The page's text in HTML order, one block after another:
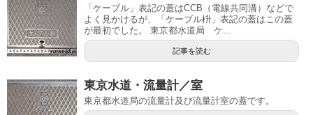
「ケーブル」表記の蓋はCCB（電線共同溝）などで
よく見かけるが、「ケーブル枡」表記の蓋はこの蓋
が最初でした。 東京都水道局 ケ...
記事を読む
東京水道・流量計／室
東京都水道局の流量計及び流量計室の蓋です。